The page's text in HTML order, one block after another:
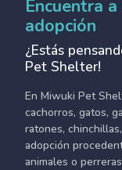
Encuentra
adopción
¿Estás
Pet Shelter!
En Miwuki Pet
cachorros, gatos,
ratones,
adopción
animales o